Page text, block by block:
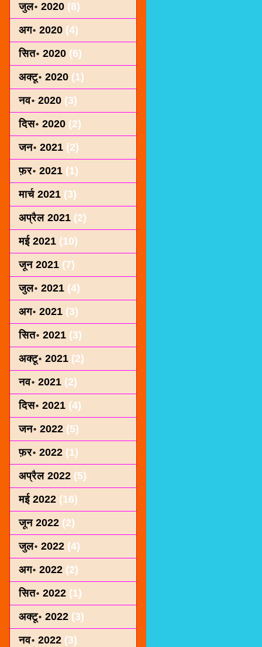
जुल॰ 2020 (8)
अग॰ 2020 (4)
सित॰ 2020 (6)
अक्टू॰ 2020 (1)
नव॰ 2020 (3)
दिस॰ 2020 (2)
जन॰ 2021 (2)
फ़र॰ 2021 (1)
मार्च 2021 (3)
अप्रैल 2021 (2)
मई 2021 (10)
जून 2021 (7)
जुल॰ 2021 (4)
अग॰ 2021 (3)
सित॰ 2021 (3)
अक्टू॰ 2021 (2)
नव॰ 2021 (2)
दिस॰ 2021 (4)
जन॰ 2022 (5)
फ़र॰ 2022 (1)
अप्रैल 2022 (5)
मई 2022 (16)
जून 2022 (2)
जुल॰ 2022 (4)
अग॰ 2022 (2)
सित॰ 2022 (1)
अक्टू॰ 2022 (3)
नव॰ 2022 (3)